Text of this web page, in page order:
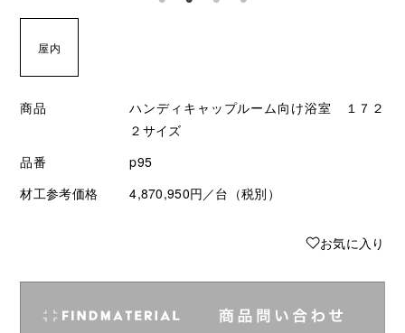
屋内
商品
ハンディキャップルーム向け浴室 １７２
２サイズ
品番
p95
材工参考価格
4,870,950円／台（税別）
♥お気に入り